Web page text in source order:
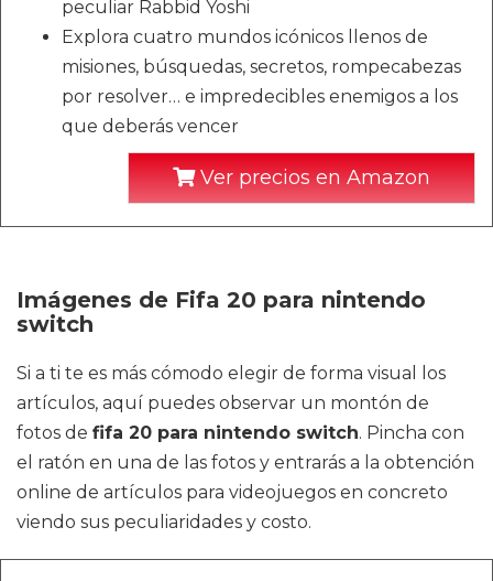
peculiar Rabbid Yoshi
Explora cuatro mundos icónicos llenos de
misiones, búsquedas, secretos, rompecabezas
por resolver… e impredecibles enemigos a los
que deberás vencer
Ver precios en Amazon
Imágenes de Fifa 20 para nintendo
switch
Si a ti te es más cómodo elegir de forma visual los
artículos, aquí puedes observar un montón de
fotos de fifa 20 para nintendo switch. Pincha con
el ratón en una de las fotos y entrarás a la obtención
online de artículos para videojuegos en concreto
viendo sus peculiaridades y costo.